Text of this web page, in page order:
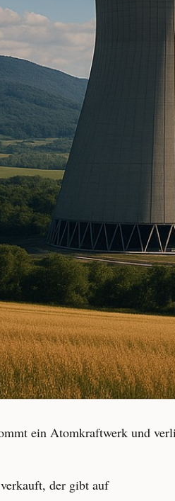
ein Atomkraftwerk und
der gibt auf